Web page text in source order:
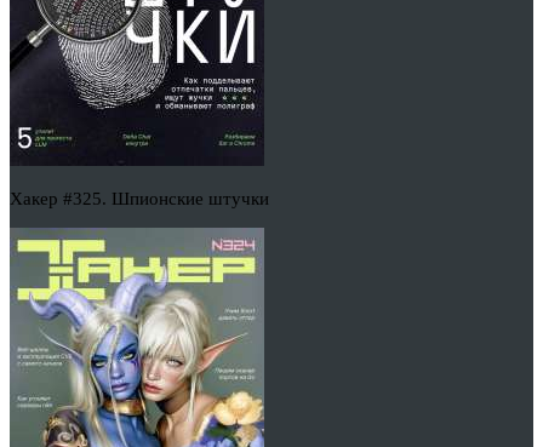
Хакер #325. Шпионские штучки